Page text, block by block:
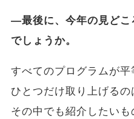
―最後に、今年の見どこ
でしょうか。
すべてのプログラムが平
ひとつだけ取り上げるの
その中でも紹介したい